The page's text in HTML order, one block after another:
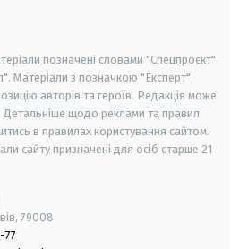
позначені словами "Спецпроєкт"
Матеріали з позначкою "Експерт",
авторів та героїв. Редакція може
Детальніше щодо реклами та правил
в правилах користування сайтом.
сайту призначені для осіб старше 21
79008
77